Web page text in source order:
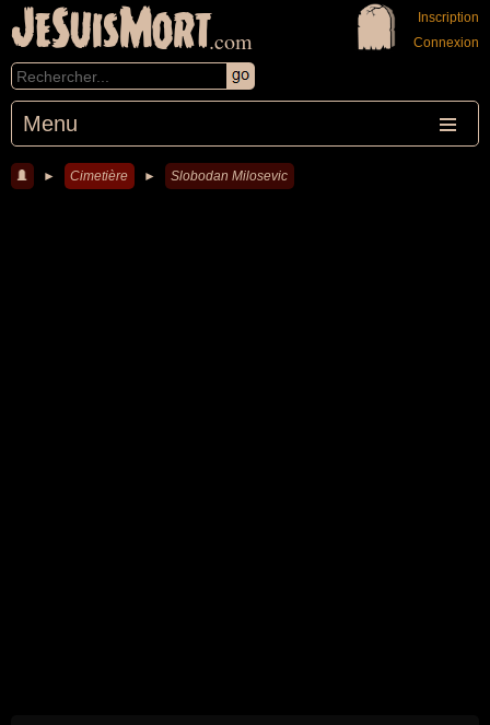
JeSuisMort.com
Menu
Inscription
Connexion
► Cimetière ► Slobodan Milosevic